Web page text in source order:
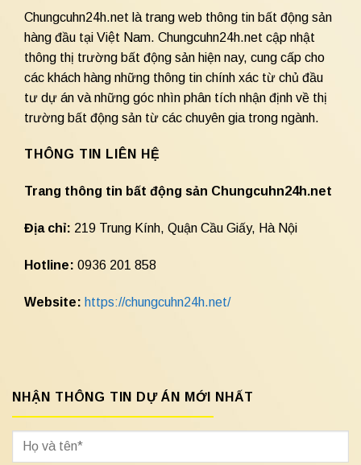
Chungcuhn24h.net là trang web thông tin bất động sản
hàng đầu tại Việt Nam. Chungcuhn24h.net cập nhật
thông thị trường bất động sản hiện nay, cung cấp cho
các khách hàng những thông tin chính xác từ chủ đầu
tư dự án và những góc nhìn phân tích nhận định về thị
trường bất động sản từ các chuyên gia trong ngành.
THÔNG TIN LIÊN HỆ
Trang thông tin bất động sản Chungcuhn24h.net
Địa chỉ: 219 Trung Kính, Quận Cầu Giấy, Hà Nội
Hotline: 0936 201 858
Website: https://chungcuhn24h.net/
NHẬN THÔNG TIN DỰ ÁN MỚI NHẤT